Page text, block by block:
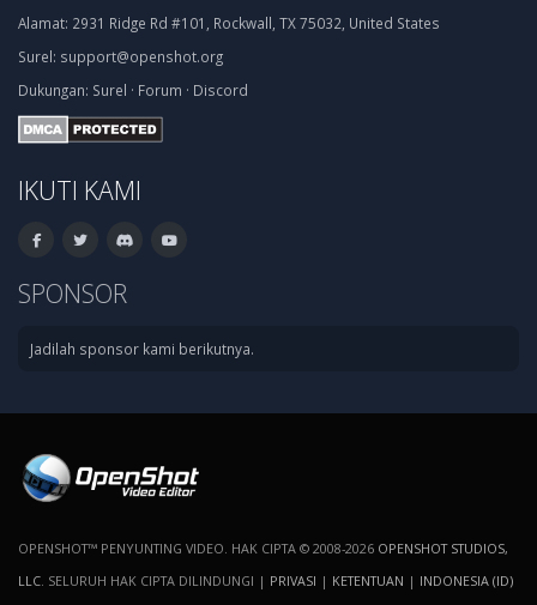
Alamat: 2931 Ridge Rd #101, Rockwall, TX 75032, United States
Surel: support@openshot.org
Dukungan: Surel · Forum · Discord
IKUTI KAMI
SPONSOR
Jadilah sponsor kami berikutnya.
OPENSHOT™ PENYUNTING VIDEO. HAK CIPTA © 2008-2026 OPENSHOT STUDIOS,
LLC . SELURUH HAK CIPTA DILINDUNGI | PRIVASI | KETENTUAN | INDONESIA (ID)